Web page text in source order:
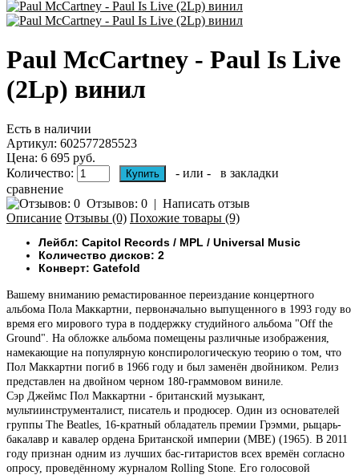
Paul McCartney - Paul Is Live
(2Lp) винил
Есть в наличии
Артикул: 602577285523
Цена: 6 695 руб.
Количество:
- или -
в закладки
сравнение
Отзывов: 0 | Написать отзыв
Описание Отзывы (0) Похожие товары (9)
Лейбл: Capitol Records / MPL / Universal Music
Количество дисков: 2
Конверт: Gatefold
Вашему вниманию ремастированное переиздание концертного
альбома Пола Маккартни, первоначально выпущенного в 1993 году во
время его мирового тура в поддержку студийного альбома "Off the
Ground". На обложке альбома помещены различные изображения,
намекающие на популярную конспирологическую теорию о том, что
Пол Маккартни погиб в 1966 году и был заменён двойником. Релиз
представлен на двойном черном 180-граммовом виниле.
Сэр Джеймс Пол Маккартни - британский музыкант,
мультиинструменталист, писатель и продюсер. Один из основателей
группы The Beatles, 16-кратный обладатель премии Грэмми, рыцарь-
бакалавр и кавалер ордена Британской империи (MBE) (1965). В 2011
году признан одним из лучших бас-гитаристов всех времён согласно
опросу, проведённому журналом Rolling Stone. Его голосовой